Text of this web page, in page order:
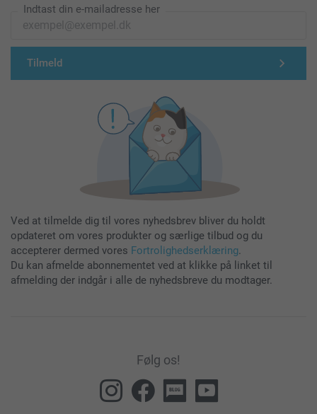
Indtast din e-mailadresse her
Tilmeld
Ved at tilmelde dig til vores nyhedsbrev bliver du holdt
opdateret om vores produkter og særlige tilbud og du
accepterer dermed vores Fortrolighedserklæring.
Du kan afmelde abonnementet ved at klikke på linket til
afmelding der indgår i alle de nyhedsbreve du modtager.
Følg os!